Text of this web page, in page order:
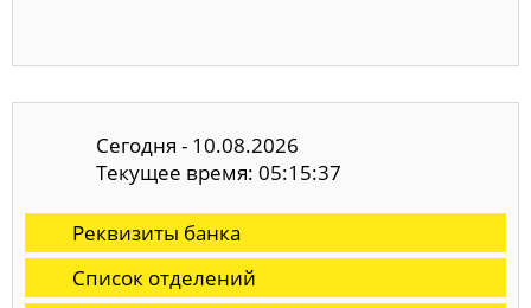
Сегодня - 10.08.2026
Текущее время: 05:15:38
Реквизиты банка
Список отделений